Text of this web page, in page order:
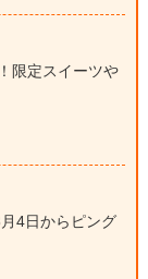
限定スイーツや
4日からピング